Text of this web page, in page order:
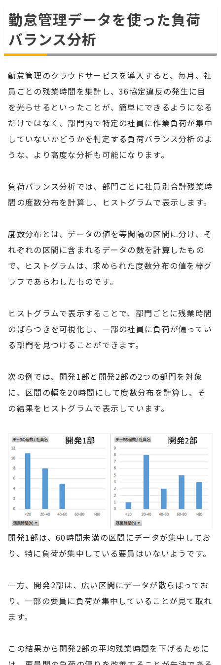
勤怠管理データを使った負荷
バランス分析
勤怠管理のクラウドサービスを導入すると、毎月、社
員ごとの残業時間を集計し、36協定違反の発生に目
を光らせるといったことが、簡単にできるようになる
だけではなく、部門内で特定の社員に作業負荷が集中
していないかどうかを判定する負荷バランス分析のよ
うな、より高度な分析も可能になります。
負荷バランス分析では、部門ごとに社員別合計残業時
間の度数分布を計算し、ヒストグラムで表示します。
度数分布とは、データの値を等間隔の区間に分け、そ
れぞれの区間に含まれるデータの数を計算したもの
で、ヒストグラムは、求められた度数分布の値を棒グ
ラフであらわしたものです。
ヒストグラムで表示することで、部門ごとに残業時間
のばらつきを可視化し、一部の社員に負荷が偏ってい
る部門を見つけることができます。
次の例では、開発1部と開発2部の2つの部門を対象
に、区間の幅を20時間にして度数分布を計算し、そ
の結果をヒストグラムで表示しています。
開発1部は、60時間未満の区間にデータが集中してお
り、特に負荷が集中している要員はいないようです。
一方、開発2部は、広い区間にデータが散らばってお
り、一部の要員に負荷が集中していることが見て取れ
ます。
この結果から開発2部の平均残業時間を下げるために